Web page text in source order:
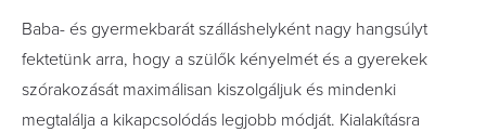
Baba- és gyermekbarát szálláshelyként nagy hangsúlyt
fektetünk arra, hogy a szülők kényelmét és a gyerekek
szórakozását maximálisan kiszolgáljuk és mindenki
megtalálja a kikapcsolódás legjobb módját. Kialakításra